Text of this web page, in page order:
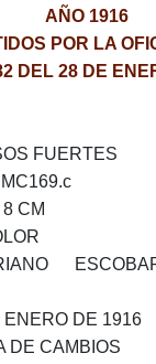
AÑO 1916
POR LA
DEL 28 DE
FUERTES
CM
DE 1916
DE CAMBIOS